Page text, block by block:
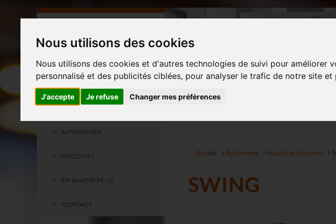
Nous utilisons des cookies
Nous utilisons des cookies et d'autres technologies de suivi pour
personnalisé et des publicités ciblées, pour analyser le trafic de notre site
J'accepte Je refuse Changer mes préférences
PRÉSENTATION
AUTOMATES
PRODUITS
EN SAVOIR PLUS
CONTACT
Accueil Automates Snacks et boissons
SWING